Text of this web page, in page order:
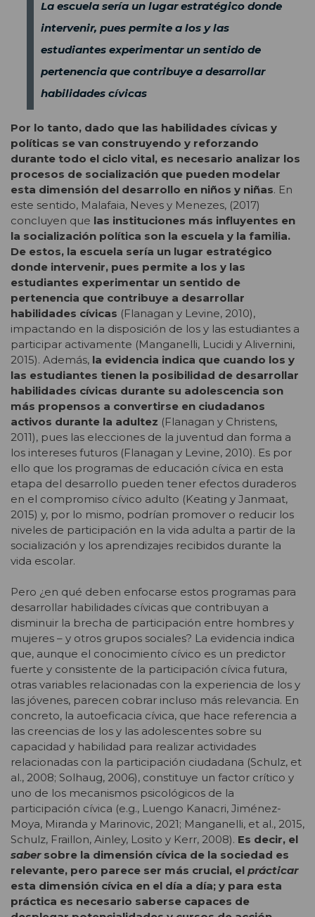
La escuela sería un lugar estratégico donde
intervenir, pues permite a los y las
estudiantes experimentar un sentido de
pertenencia que contribuye a desarrollar
habilidades cívicas
Por lo tanto, dado que las habilidades cívicas y
políticas se van construyendo y reforzando
durante todo el ciclo vital, es necesario analizar los
procesos de socialización que pueden modelar
esta dimensión del desarrollo en niños y niñas. En
este sentido, Malafaia, Neves y Menezes, (2017)
concluyen que las instituciones más influyentes en
la socialización política son la escuela y la familia.
De estos, la escuela sería un lugar estratégico
donde intervenir, pues permite a los y las
estudiantes experimentar un sentido de
pertenencia que contribuye a desarrollar
habilidades cívicas (Flanagan y Levine, 2010),
impactando en la disposición de los y las estudiantes a
participar activamente (Manganelli, Lucidi y Alivernini,
2015). Además, la evidencia indica que cuando los y
las estudiantes tienen la posibilidad de desarrollar
habilidades cívicas durante su adolescencia son
más propensos a convertirse en ciudadanos
activos durante la adultez (Flanagan y Christens,
2011), pues las elecciones de la juventud dan forma a
los intereses futuros (Flanagan y Levine, 2010). Es por
ello que los programas de educación cívica en esta
etapa del desarrollo pueden tener efectos duraderos
en el compromiso cívico adulto (Keating y Janmaat,
2015) y, por lo mismo, podrían promover o reducir los
niveles de participación en la vida adulta a partir de la
socialización y los aprendizajes recibidos durante la
vida escolar.
Pero ¿en qué deben enfocarse estos programas para
desarrollar habilidades cívicas que contribuyan a
disminuir la brecha de participación entre hombres y
mujeres – y otros grupos sociales? La evidencia indica
que, aunque el conocimiento cívico es un predictor
fuerte y consistente de la participación cívica futura,
otras variables relacionadas con la experiencia de los y
las jóvenes, parecen cobrar incluso más relevancia. En
concreto, la autoeficacia cívica, que hace referencia a
las creencias de los y las adolescentes sobre su
capacidad y habilidad para realizar actividades
relacionadas con la participación ciudadana (Schulz, et
al., 2008; Solhaug, 2006), constituye un factor crítico y
uno de los mecanismos psicológicos de la
participación cívica (e.g., Luengo Kanacri, Jiménez-
Moya, Miranda y Marinovic, 2021; Manganelli, et al., 2015,
Schulz, Fraillon, Ainley, Losito y Kerr, 2008). Es decir, el
sabersobre la dimensión cívica de la sociedad es
relevante, pero parece ser más crucial, el prácticar
esta dimensión cívica en el día a día; y para esta
práctica es necesario saberse capaces de